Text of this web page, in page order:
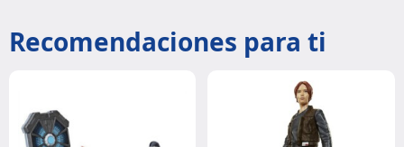
Recomendaciones para ti